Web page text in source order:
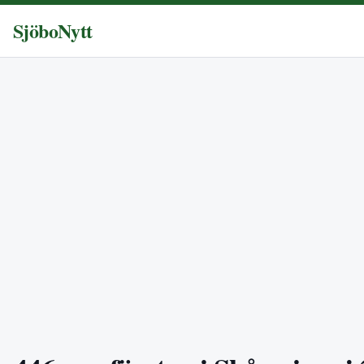
SjöboNytt